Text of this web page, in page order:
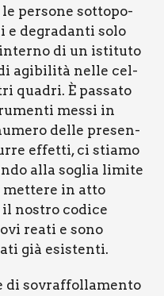
per­so­ne sot­to­po­
degra­dan­ti solo
di un isti­tu­to
agi­bi­li­tà nel­le cel­
qua­dri. È pas­sa­to
mes­si in
del­le pre­sen­
effet­ti, ci stia­mo
alla soglia limi­te
met­te­re in atto
nostro codi­ce
rea­ti e sono
già esi­sten­ti.
di sovraf­fol­la­men­to